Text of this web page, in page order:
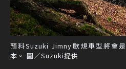
預料Suzuki Jimny歐規車型將會
本。 圖／Suzuki提供